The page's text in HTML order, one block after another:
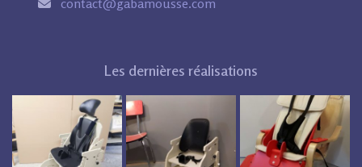
contact@gabamousse.com
Les dernières réalisations